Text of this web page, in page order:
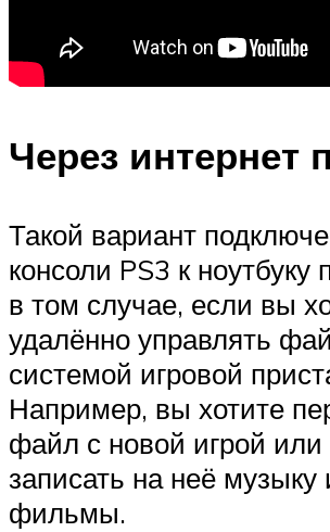
Через интернет
Такой вариант
консоли PS3 к ноутбуку
в том случае, если вы
удалённо управлять
системой игровой
Например, вы хотите
файл с новой игрой или
записать на неё музыку
фильмы.